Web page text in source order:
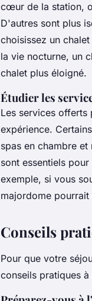
cœur de la station,
D'autres sont plus
choisissez un
la vie nocturne, un
chalet plus éloigné.
Étudier les
Les services offerts
expérience.
spas en chambre
sont essentiels
exemple, si vous
majordome
Conseils
Pour que votre
conseils pratiques à